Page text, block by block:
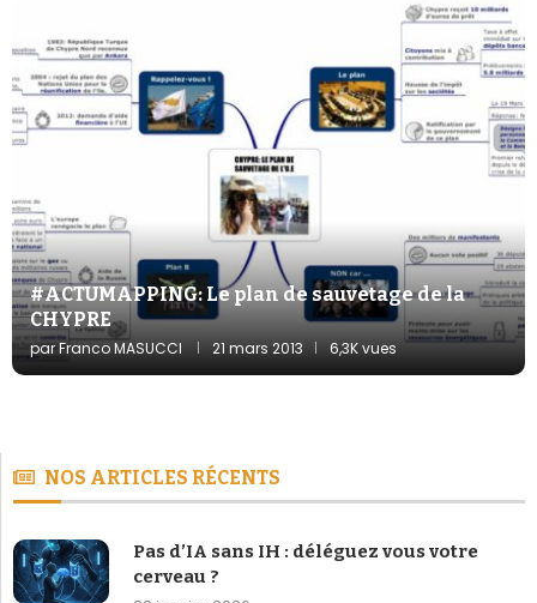
#ACTUMAPPING: Le plan de sauvetage de la
CHYPRE
parFranco MASUCCI 21 mars 2013 6,3K vues
NOS ARTICLES RÉCENTS
Pas d’IA sans IH : déléguez vous votre
cerveau ?